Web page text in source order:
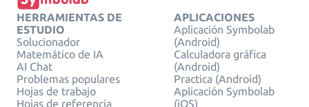
HERRAMIENTAS DE
ESTUDIO
Solucionador
Matemático de IA
AI Chat
Problemas populares
Hojas de trabajo
Hojas de referencia
APLICACIONES
Aplicación Symbolab
(Android)
Calculadora gráfica
(Android)
Practica (Android)
Aplicación Symbolab
(iOS)